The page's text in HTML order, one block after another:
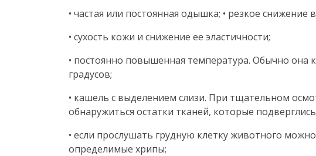
• частая или постоянная одышка; • резкое снижение
• сухость кожи и снижение ее эластичности;
• постоянно повышенная температура. Обычно она
градусов;
• кашель с выделением слизи. При тщательном
обнаружиться остатки тканей, которые
• если прослушать грудную клетку животного
определимые хрипы;